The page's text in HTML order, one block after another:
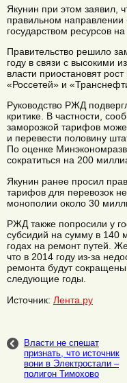
Якунин при этом заявил,
правильном
государством ресурсов
Правительство решило
году в связи с высокими
власти приостановят
«Россетей» и
Руководство РЖД
критике. В частности,
заморозкой тарифов
и перевести половину
По оценке
сократиться на 200
Якунин ранее просил
тарифов для перевозок
монополии около 30
РЖД также попросили у
субсидий на сумму в 140
годах на ремонт путей.
что в 2014 году из-за
ремонта будут
следующие годы.
Источник: Лента.ру
Власти не спешат
признать, что источник
вони в Электростали –
полигон Тимохово